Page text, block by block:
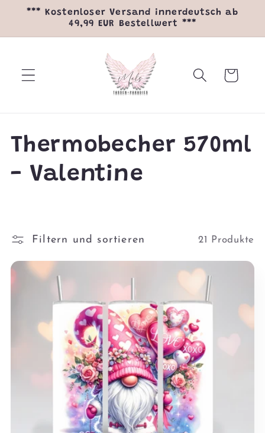
*** Kostenloser Versand innerdeutsch ab
49,99 EUR Bestellwert ***
Warenkorb
K
a
e
g
o
Thermobecher 570ml
- Valentine
Filtern und sortieren 21 Produkte